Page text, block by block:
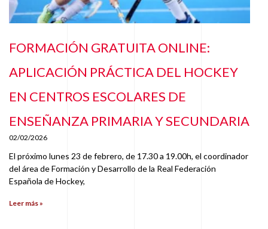
FORMACIÓN GRATUITA ONLINE:
APLICACIÓN PRÁCTICA DEL HOCKEY
EN CENTROS ESCOLARES DE
ENSEÑANZA PRIMARIA Y SECUNDARIA
02/02/2026
El próximo lunes 23 de febrero, de 17.30 a 19.00h, el coordinador
del área de Formación y Desarrollo de la Real Federación
Española de Hockey,
Leer más »